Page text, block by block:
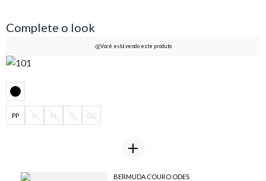
Complete o look
Você está vendo este produto
PP P M G GG
BERMUDA COURO ODES